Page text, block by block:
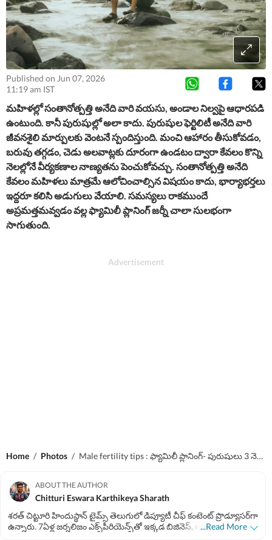
Published on Jun 07, 2026
11:19 am IST
మహిళల్లో సంతానోత్పత్తి అనేది వారి వయసు, అండాల నిల్వపై ఆధారపడి
ఉంటుంది. కానీ పురుషుల్లో అలా కాదు. పురుషుల ఫెర్టిలిటీ అనేది వారి
జీవనశైలి మార్పులకు వెంటనే స్పందిస్తుంది. మంచి ఆహారం తీసుకోవడం,
బరువు తగ్గడం, చెడు అలవాట్లకు దూరంగా ఉండటం ద్వారా కేవలం కొన్ని
నెలల్లోనే వీర్యకణాల నాణ్యతను పెంచుకోవచ్చు. సంతానోత్పత్తి అనేది
కేవలం మహిళలు మాత్రమే ఆలోచించాల్సిన విషయం కాదు, భార్యాభర్తలు
ఇద్దరూ కలిసి అడుగులు వేయాలి. సమస్యలు రాకముందే
అప్రమత్తమవ్వడం వల్ల ఫ్యామిలీ ప్లానింగ్ జర్నీ చాలా సులభంగా
సాగుతుంది.
Home / Photos / Male fertility tips : ఫ్యామిలీ ప్లానింగ్- పురుషులు 3 నెలల ముందే ఈ మార్పులు చేసుకోవాలి!
ABOUT THE AUTHOR
Chitturi Eswara Karthikeya Sharath
శరత్​ చిట్టూరి హిందుస్థాన్ టైమ్స్ తెలుగులో డిప్యూటీ చీఫ్​ కంటెంట్ ప్రొడ్యూసర్‌గా
ఉన్నారు. 7ఏళ్ల జర్నలిజం ఎక్స్​పీరియెన్స్​తో ఇక్కడ బిజినెస్​, ఆటో, టెక్​, పర్సనల్​
...Read More